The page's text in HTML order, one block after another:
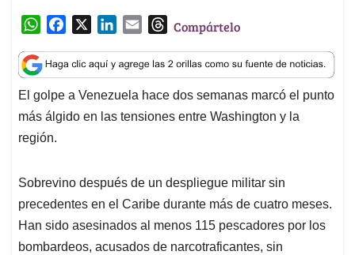
W
a
t
s
A
p
c
e
b
o
n
k
e
d
a
i
l
T
r
e
a
d
Compártelo
El golpe a Venezuela hace dos semanas marcó el punto
más álgido en las tensiones entre Washington y la
región.
Sobrevino después de un despliegue militar sin
precedentes en el Caribe durante más de cuatro meses.
Han sido asesinados al menos 115 pescadores por los
bombardeos, acusados de narcotraficantes, sin